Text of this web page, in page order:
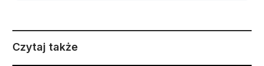
Czytaj także